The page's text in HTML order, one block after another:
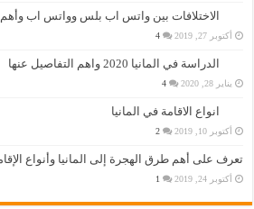
الاختلافات بين واتس اب بلس وواتس اب وأهم
أكتوبر 27, 2019 4
الدراسة في المانيا 2020 واهم التفاصيل عنها
يناير 28, 2020 4
انواع الاقامة في المانيا
أكتوبر 10, 2019 2
تعرف على أهم طرق الهجرة إلى المانيا وأنواع
أكتوبر 24, 2019 1